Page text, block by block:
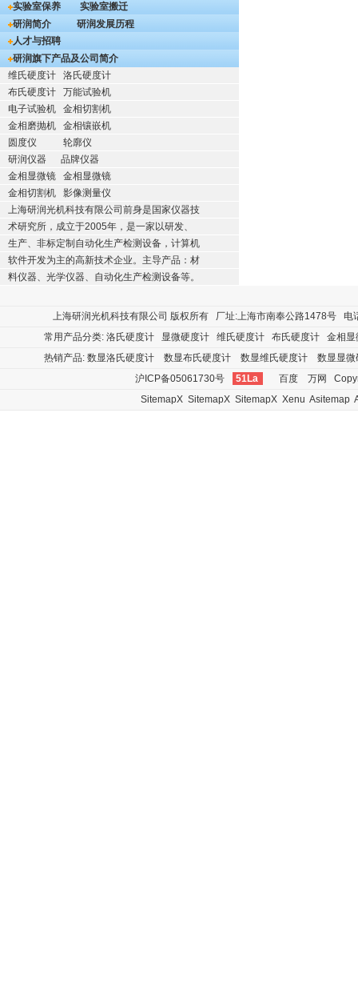
实验室保养
实验室搬迁
研润简介
研润发展历程
人才与招聘
研润旗下产品及公司简介
维氏硬度计
洛氏硬度计
布氏硬度计
万能试验机
电子试验机
金相切割机
金相磨抛机
金相镶嵌机
圆度仪
轮廓仪
研润仪器
品牌仪器
金相显微镜
金相显微镜
金相切割机
影像测量仪
上海研润光机科技有限公司前身是国家仪器技
术研究所，成立于2005年，是一家以研发、
生产、非标定制自动化生产检测设备，计算机
软件开发为主的高新技术企业。主导产品：材
料仪器、光学仪器、自动化生产检测设备等。
上海研润光机科技有限公司 版权所有 厂址:上海市南奉公路1478号
常用产品分类: 洛氏硬度计 显微硬度计 维氏硬度计 布氏硬度计
金相显
热销产品: 数显洛氏硬度计 数显布氏硬度计 数显维氏硬度计
数显显微
沪ICP备05061730号
51La 百度 万网
SitemapX SitemapX SitemapX Xenu Asitemap